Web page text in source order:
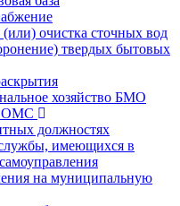
очистка сточных вод
твердых бытовых
хозяйство БМО
ОМС
должностях
имеющихся в
на муниципальную